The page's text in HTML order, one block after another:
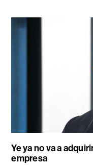
Ye ya no va a
empresa